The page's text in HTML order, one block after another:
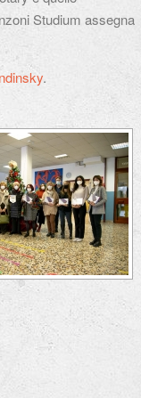
Studium assegna
.